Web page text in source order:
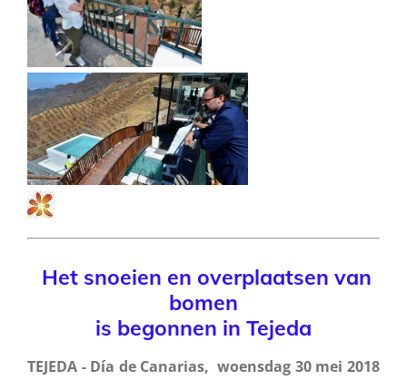
Het snoeien en overplaatsen van
bomen
is begonnen in Tejeda
TEJEDA - Día de Canarias, woensdag 30 mei 2018